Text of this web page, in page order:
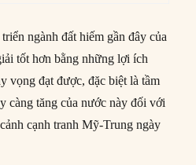
ngành đất hiếm gần đây của
tốt hơn bằng những lợi ích
vọng đạt được, đặc biệt là tầm
càng tăng của nước này đối với
cạnh tranh Mỹ-Trung ngày